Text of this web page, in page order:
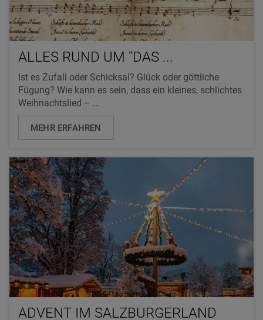
ALLES RUND UM "DAS ...
Ist es Zufall oder Schicksal? Glück oder göttliche
Fügung? Wie kann es sein, dass ein kleines, schlichtes
Weihnachtslied – ...
MEHR ERFAHREN
ADVENT IM SALZBURGERLAND